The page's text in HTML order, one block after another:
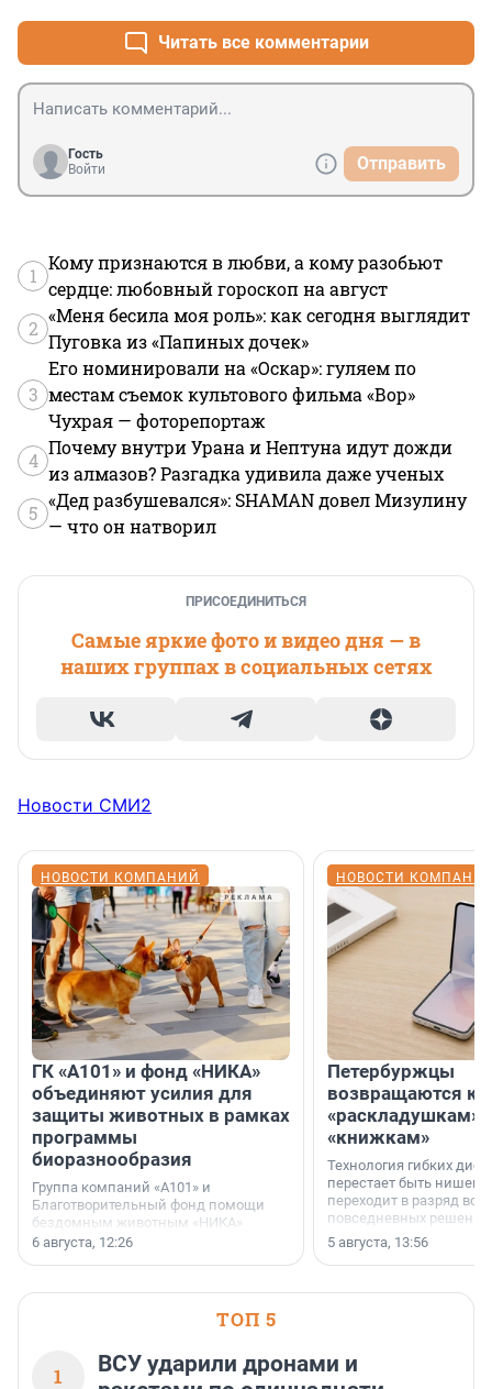
очухались,значит им на свободе с кодом болтаться
недолго,а там -сортировка к непривитым без кода
или ещё раз- рулетка вакцинная.
Читать все комментарии
Гость
Войти
Отправить
1
Кому признаются в любви, а кому разобьют
сердце: любовный гороскоп на август
2
«Меня бесила моя роль»: как сегодня выглядит
Пуговка из «Папиных дочек»
3
Его номинировали на «Оскар»: гуляем по
местам съемок культового фильма «Вор»
Чухрая — фоторепортаж
4
Почему внутри Урана и Нептуна идут дожди
из алмазов? Разгадка удивила даже ученых
5
«Дед разбушевался»: SHAMAN довел Мизулину
— что он натворил
ПРИСОЕДИНИТЬСЯ
Самые яркие фото и видео дня — в
наших группах в социальных сетях
Новости СМИ2
НОВОСТИ КОМПАНИЙ
ГК «А101» и фонд «НИКА»
объединяют усилия для
защиты животных в рамках
программы
биоразнообразия
Группа компаний «А101» и
Благотворительный фонд помощи
бездомным животным «НИКА»
заключили соглашение о
6 августа, 12:26
НОВОСТИ
Петербуржцы
возвращаются к
«раскладушкам»
«книжкам»
Технология гибких
перестает быть
переходит в разряд
повседневных
5 августа, 13:56
ТОП 5
1
ВСУ ударили дронами и